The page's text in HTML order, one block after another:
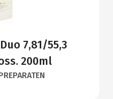
7,81/55,3
200ml